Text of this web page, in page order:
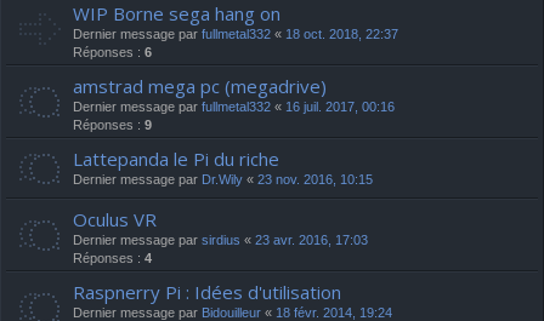
WIP Borne sega hang on
Dernier message par fullmetal332 « 18 oct. 2018, 22:37
Réponses : 6
amstrad mega pc (megadrive)
Dernier message par fullmetal332 « 16 juil. 2017, 00:16
Réponses : 9
Lattepanda le Pi du riche
Dernier message par Dr.Wily « 23 nov. 2016, 10:15
Oculus VR
Dernier message par sirdius « 23 avr. 2016, 17:03
Réponses : 4
Raspnerry Pi : Idées d'utilisation
Dernier message par Bidouilleur « 18 févr. 2014, 19:24